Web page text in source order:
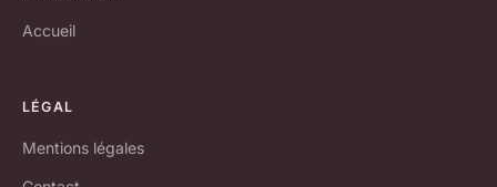
Accueil
LÉGAL
Mentions légales